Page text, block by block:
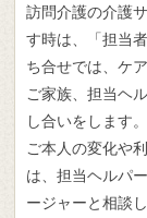
訪問介護の介護
す時は、「担当
ち合せでは、ケ
ご家族、担当ヘ
し合いをします
ご本人の変化や
は、担当ヘルパ
ージャーと相談